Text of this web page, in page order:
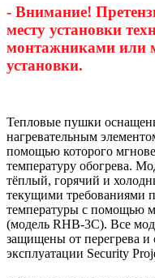
- Внимание!
месту установки
монтажниками или
установки.
Тепловые пушки
нагревательным
помощью которого
температуру обогрева.
тёплый, горячий и
текущими требованиями
температуры с помощью
(модель RHB-3C). Все
защищены от перегрева и
эксплуатации Security